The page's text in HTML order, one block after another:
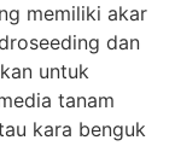
memiliki akar
dan
untuk
tanam
kara benguk